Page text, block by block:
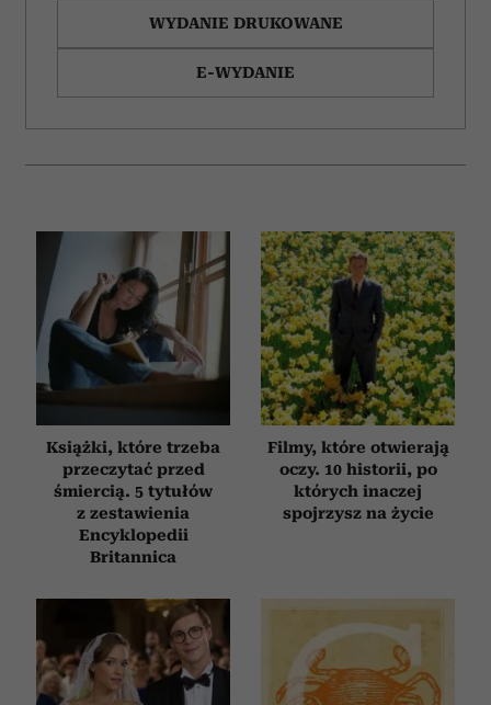
WYDANIE DRUKOWANE
E-WYDANIE
Książki, które trzeba
przeczytać przed
śmiercią. 5 tytułów
z zestawienia
Encyklopedii
Britannica
Filmy, które otwierają
oczy. 10 historii, po
których inaczej
spojrzysz na życie